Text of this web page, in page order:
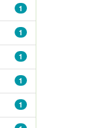
1
1
1
1
1